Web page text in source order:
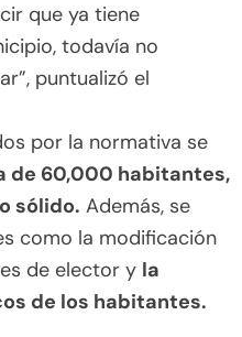
que ya tiene
todavía no
puntualizó el
por la normativa se
de 60,000 habitantes,
sólido. Además, se
como la modificación
de elector y la
de los habitantes.